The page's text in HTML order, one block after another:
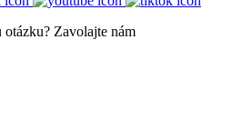
Zavolajte nám